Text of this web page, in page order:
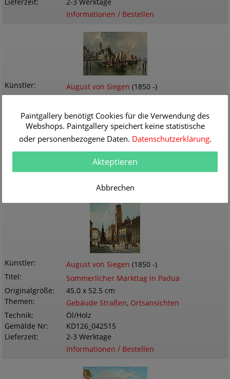
Lieferzeit
2-3 Werktage
Informationen / Bestellen
Künstler August von Siegen (1850 -)
Originalgröße
143.0 x 97.0 cm
Themen
Maritimes,Ortsansichten
Technik
Öl/Leinwand
2-3 Werktage
Informationen / Bestellen
Künstler August von Siegen (1850 -)
Titel
Sommerlicher Markttag in Padua
Originalgröße
45.0 x 52.5 cm
Themen
Gebäude Straßen, Ortsansichten
Technik
Öl/Holz
Gemälde Nr
KD126_042515
Lieferzeit
2-3 Werktage
Informationen / Bestellen
Paintgallery benötigt Cookies für die Verwendung des
Webshops. Paintgallery speichert keine statistische
oder personenbezogene Daten. Datenschutzerklärung.
Akteptieren
Abbrechen